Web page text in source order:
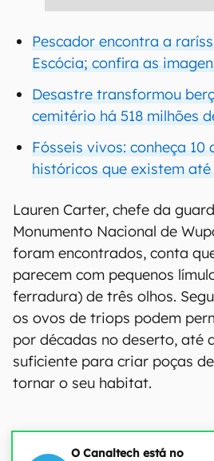
Pescador encontra a
Escócia; confira as
Desastre transformou
cemitério há 518 milhões
Fósseis vivos: conheça 10
históricos que existem até
Lauren Carter, chefe da
Monumento Nacional de
foram encontrados, conta
parecem com pequenos
ferradura) de três olhos.
os ovos de triops podem
por décadas no deserto, até
suficiente para criar poças
tornar o seu habitat.
O Canaltech está no